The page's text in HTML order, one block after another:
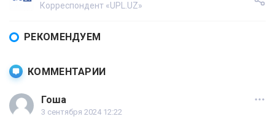
Корреспондент «UPL.UZ»
РЕКОМЕНДУЕМ
КОММЕНТАРИИ
Гоша
3 сентября 2024 12:22